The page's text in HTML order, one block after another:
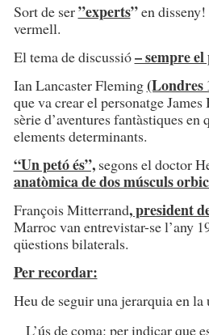
Sort de ser”experts”en disseny!
vermell.
El tema de discussió– sempre
Ian Lancaster Fleming(Londres
que va crear el personatge James
sèrie d’aventures fantàstiques
elements determinants.
“Un petó és”,segons el doctor
anatòmica de dos músculs
François Mitterrand, president
Marroc van entrevistar-se l’any
qüestions bilaterals.
Per recordar:
Heu de seguir una jerarquia en
L’ús de coma: per indicar que